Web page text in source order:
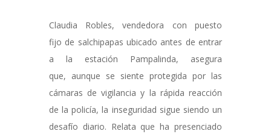
Claudia Robles, vendedora con puesto
fijo de salchipapas ubicado antes de entrar
a la estación Pampalinda, asegura
que, aunque se siente protegida por las
cámaras de vigilancia y la rápida reacción
de la policía, la inseguridad sigue siendo un
desafío diario. Relata que ha presenciado